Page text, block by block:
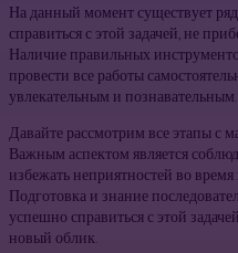
На данный момент существует
справиться с этой задачей, не
Наличие правильных
провести все работы
увлекательным и познавательным.
Давайте рассмотрим все этапы с
Важным аспектом является
избежать неприятностей во
Подготовка и знание
успешно справиться с этой
новый облик.